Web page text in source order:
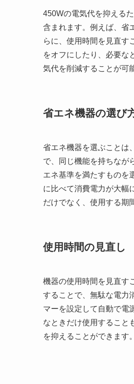
450Wの電気代を抑える
含まれます。例えば、省
らに、使用時間を見直す
をオフにしたり、必要な
気代を削減することが可
省エネ機器の選び
省エネ機器を選ぶことは
で、同じ機能を持ちなが
エネ基準を満たすものを
に比べて消費電力が大幅
だけでなく、使用する期
使用時間の見直し
機器の使用時間を見直す
することで、無駄な電力
マーを設定して自動で電
なときだけ使用すること
を抑えることができます